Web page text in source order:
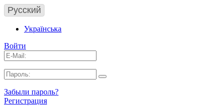
Русский
Українська
Войти
Забыли пароль?
Регистрация